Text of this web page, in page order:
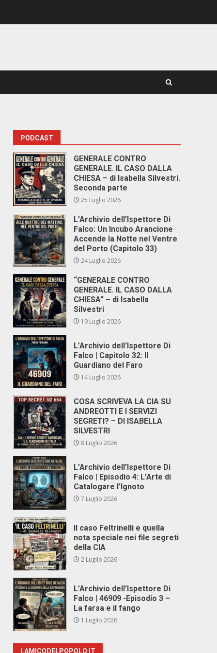
PODCAST
GENERALE CONTRO
GENERALE. IL CASO DALLA
CHIESA – di Isabella Silvestri.
Seconda parte
25 Luglio 2026
L’Archivio dell’Ispettore Di
Falco: Un Incubo Arancione
Accende la Notte nel Ventre
del Porto (Capitolo 33)
24 Luglio 2026
“GENERALE CONTRO
GENERALE. IL CASO DALLA
CHIESA” – di Isabella
Silvestri
19 Luglio 2026
L’Archivio dell’Ispettore Di
Falco | Capitolo 32: Il
Guardiano del Faro
14 Luglio 2026
COSA SCRIVEVA LA CIA SU
ANDREOTTI E I SERVIZI
SEGRETI? – DI ISABELLA
SILVESTRI
8 Luglio 2026
L’Archivio dell’Ispettore Di
Falco | Episodio 4: L’Arte di
Catalogare l’Ignoto
7 Luglio 2026
Il caso Feltrinelli e quella
nota speciale nei file segreti
della CIA
2 Luglio 2026
L’Archivio dell’Ispettore Di
Falco | 46909 -Episodio 3 –
La farsa e il fango
1 Luglio 2026
LAMICODELPOPOLO.IT